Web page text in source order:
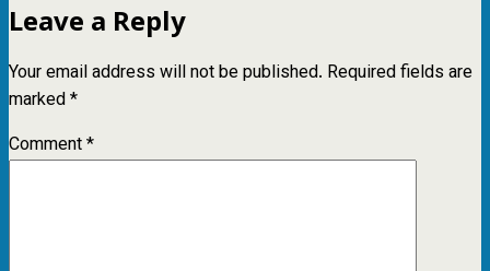
Leave a Reply
Your email address will not be published. Required fields are
marked*
Comment*